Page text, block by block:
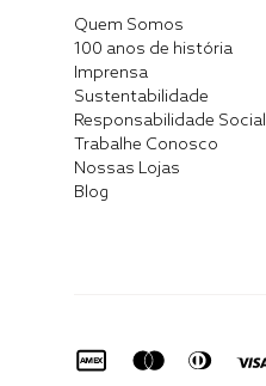
Quem Somos
100 anos de história
Imprensa
Sustentabilidade
Responsabilidade Social
Trabalhe Conosco
Nossas Lojas
Blog